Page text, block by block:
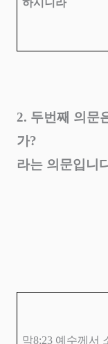
하시니라
2. 두번째 의문
가?
라는 의문입니
막8:23 예수께서